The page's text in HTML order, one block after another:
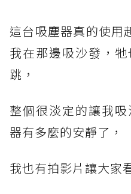
這台吸塵器真的使用
我在那邊吸沙發，
跳，
整個很淡定的讓我
器有多麼的安靜了，
我也有拍影片讓大家